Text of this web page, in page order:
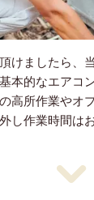
けましたら、
本的なエアコ
高所作業やオ
し作業時間は